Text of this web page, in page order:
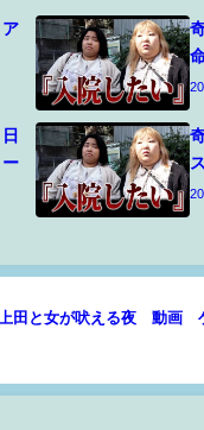
上田と女が吠える夜 動画